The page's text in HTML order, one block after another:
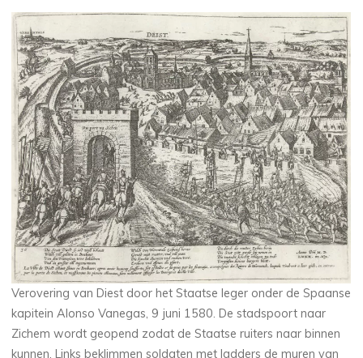
Verovering van Diest door het Staatse leger onder de Spaanse
kapitein Alonso Vanegas, 9 juni 1580. De stadspoort naar
Zichem wordt geopend zodat de Staatse ruiters naar binnen
kunnen, Links beklimmen soldaten met ladders de muren van